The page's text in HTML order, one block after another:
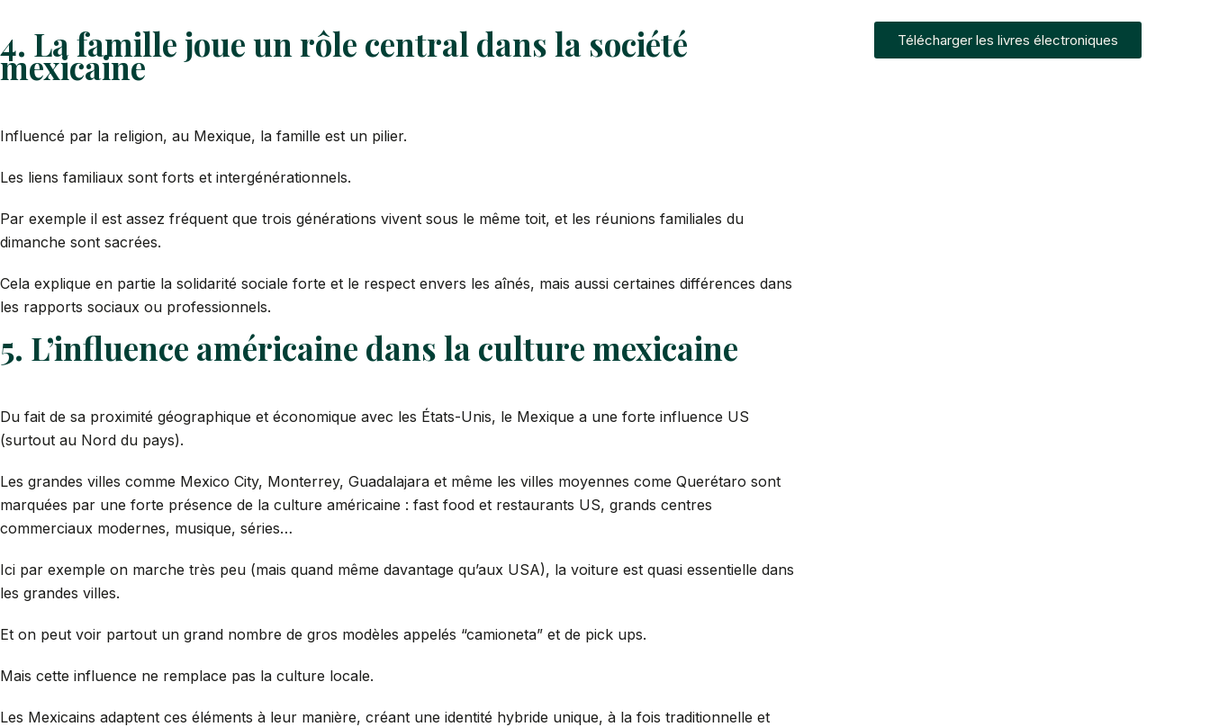
4. La famille joue un rôle central dans la société
mexicaine
Influencé par la religion, au Mexique, la famille est un pilier.
Les liens familiaux sont forts et intergénérationnels.
Par exemple il est assez fréquent que trois générations vivent sous le même toit, et les réunions familiales du
dimanche sont sacrées.
Cela explique en partie la solidarité sociale forte et le respect envers les aînés, mais aussi certaines différences dans
les rapports sociaux ou professionnels.
5. L’influence américaine dans la culture mexicaine
Du fait de sa proximité géographique et économique avec les États-Unis, le Mexique a une forte influence US
(surtout au Nord du pays).
Les grandes villes comme Mexico City, Monterrey, Guadalajara et même les villes moyennes come Querétaro sont
marquées par une forte présence de la culture américaine : fast food et restaurants US, grands centres
commerciaux modernes, musique, séries…
Ici par exemple on marche très peu (mais quand même davantage qu’aux USA), la voiture est quasi essentielle dans
les grandes villes.
Et on peut voir partout un grand nombre de gros modèles appelés “camioneta” et de pick ups.
Mais cette influence ne remplace pas la culture locale.
Les Mexicains adaptent ces éléments à leur manière, créant une identité hybride unique, à la fois traditionnelle et
Télécharger les livres électroniques